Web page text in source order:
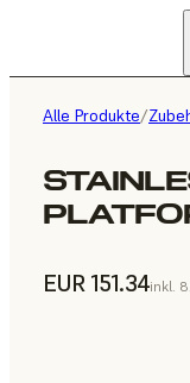
Alle Produkte/
EUR 151.34inkl.